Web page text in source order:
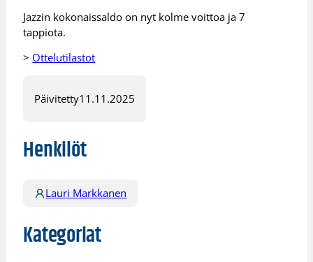
Jazzin kokonaissaldo on nyt kolme voittoa ja 7
tappiota.
> Ottelutilastot
Päivitetty11.11.2025
Henkilöt
Lauri Markkanen
Kategoriat